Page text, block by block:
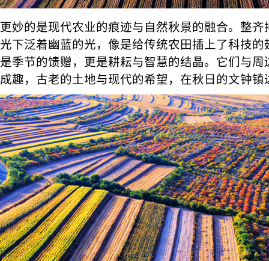
更妙的是现代农业的痕迹与自然秋景的融合。整
光下泛着幽蓝的光，像是给传统农田插上了科技
是季节的馈赠，更是耕耘与智慧的结晶。它们与
成趣，古老的土地与现代的希望，在秋日的文钟